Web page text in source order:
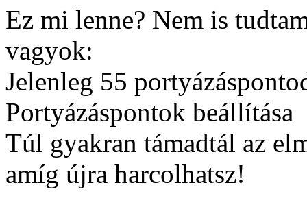
Ez mi lenne? Nem is
vagyok:
Jelenleg 55
Portyázáspontok beállítása
Túl gyakran támadtál az
amíg újra harcolhatsz!